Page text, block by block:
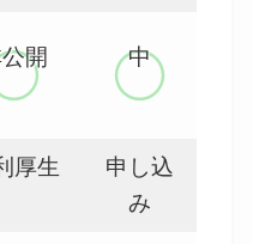
開 中
厚生
申し込
み